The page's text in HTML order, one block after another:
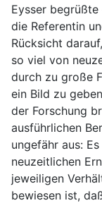
Eysser
die Referentin
Rücksicht
so viel von
durch zu große
ein Bild zu
der Forschung
ausführlichen
ungefähr aus:
neuzeitlichen
jeweiligen
bewiesen ist,